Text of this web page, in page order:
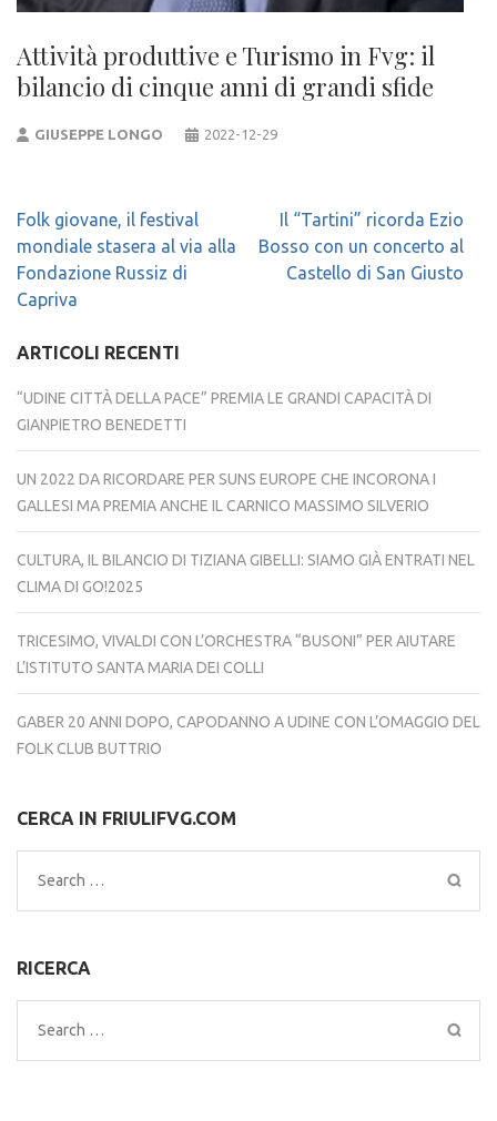
Attività produttive e Turismo in Fvg: il
bilancio di cinque anni di grandi sfide
GIUSEPPE LONGO 2022-12-29
Navigazione
articoli
Folk giovane, il festival
mondiale stasera al via alla
Fondazione Russiz di
Capriva
Il “Tartini” ricorda Ezio
Bosso con un concerto al
Castello di San Giusto
ARTICOLI RECENTI
“UDINE CITTÀ DELLA PACE” PREMIA LE GRANDI CAPACITÀ DI
GIANPIETRO BENEDETTI
UN 2022 DA RICORDARE PER SUNS EUROPE CHE INCORONA I
GALLESI MA PREMIA ANCHE IL CARNICO MASSIMO SILVERIO
CULTURA, IL BILANCIO DI TIZIANA GIBELLI: SIAMO GIÀ ENTRATI NEL
CLIMA DI GO!2025
TRICESIMO, VIVALDI CON L’ORCHESTRA “BUSONI” PER AIUTARE
L’ISTITUTO SANTA MARIA DEI COLLI
GABER 20 ANNI DOPO, CAPODANNO A UDINE CON L’OMAGGIO DEL
FOLK CLUB BUTTRIO
CERCA IN FRIULIFVG.COM
Search
for:
RICERCA
Search
for: